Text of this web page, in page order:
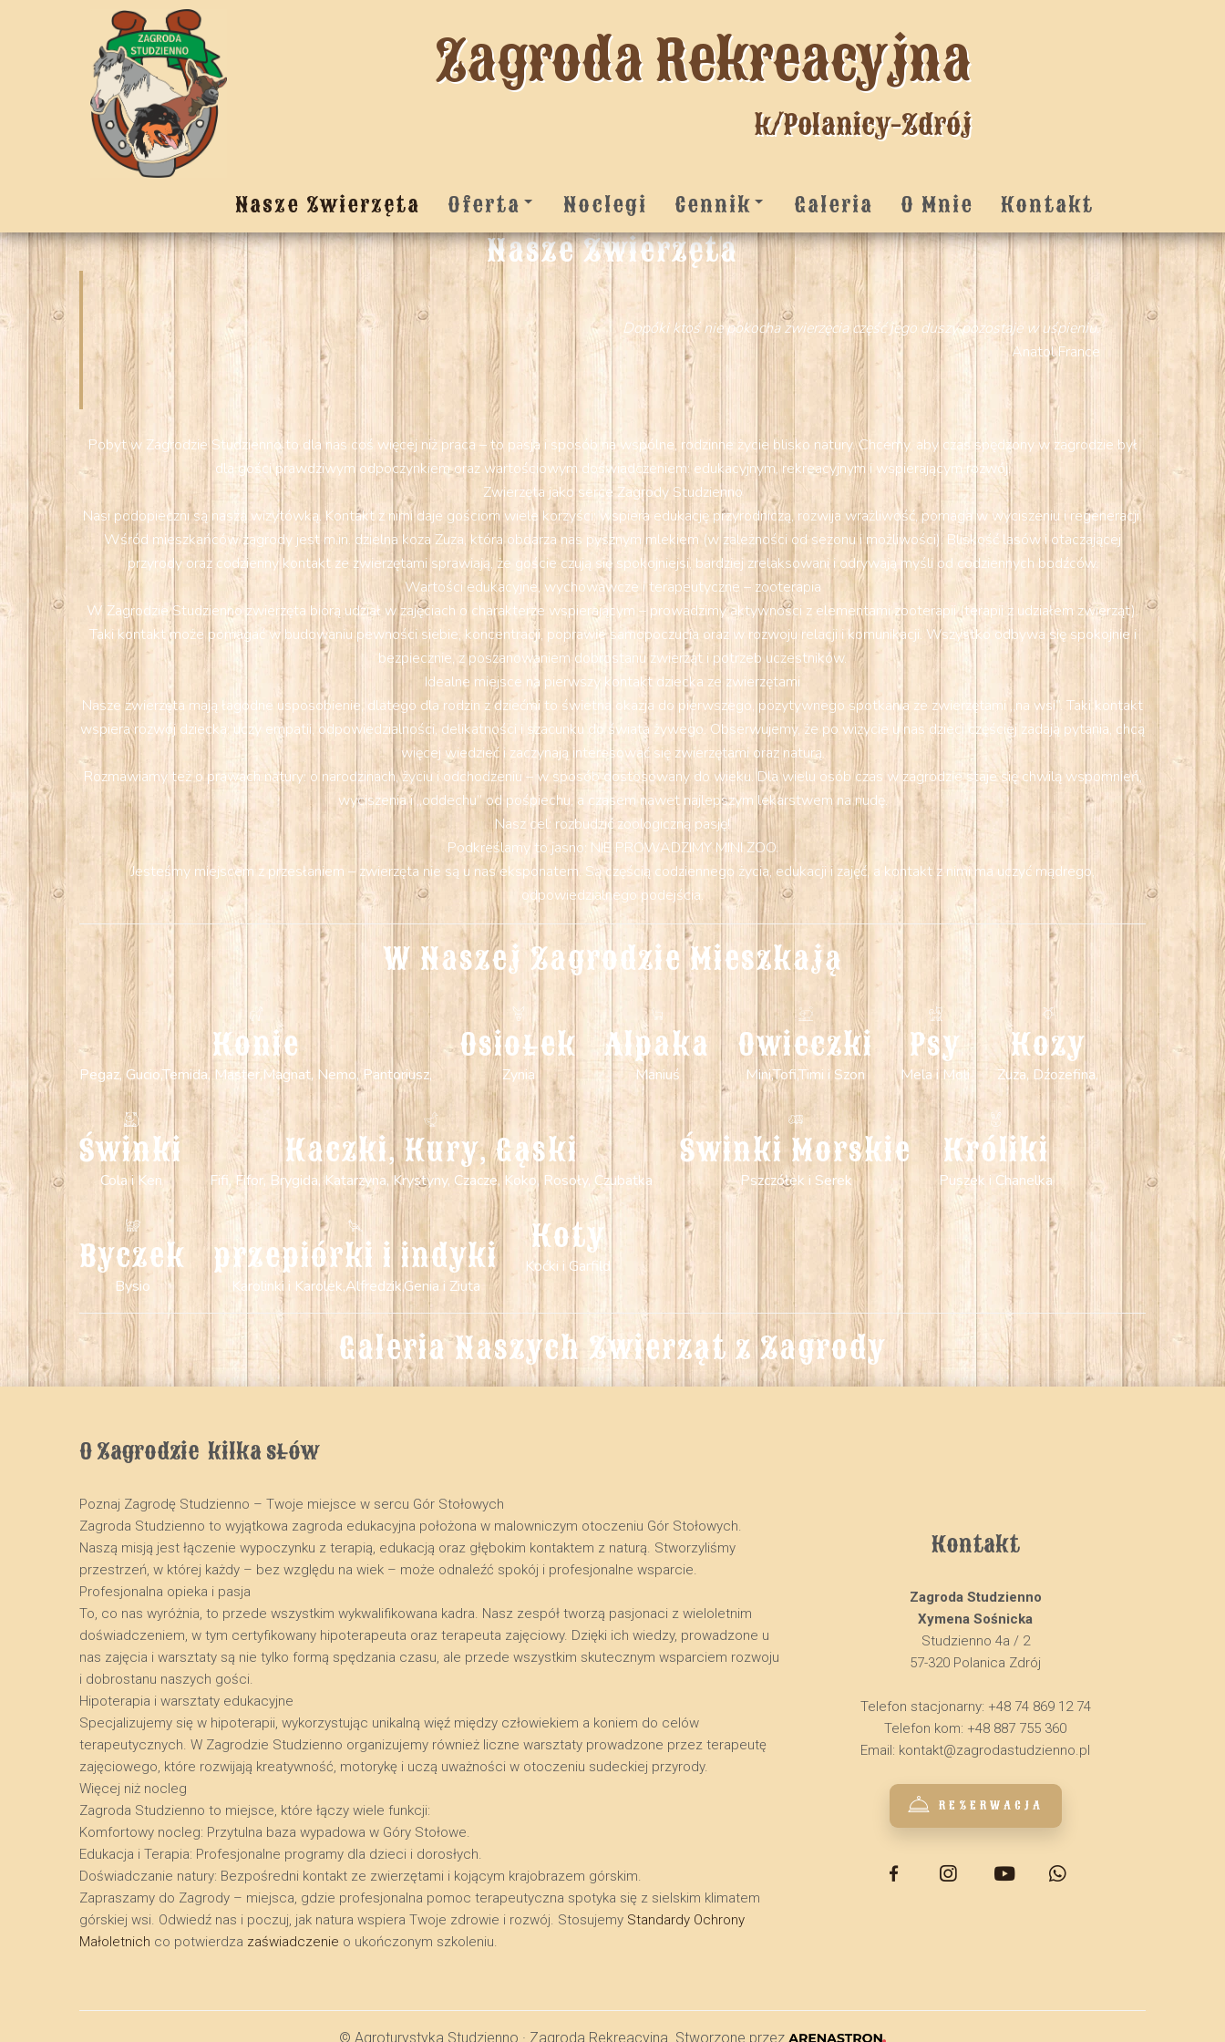
Zagroda Rekreacyjna
k/Polanicy-Zdrój
Nasze Zwierzęta Oferta Noclegi Cennik Galeria O Mnie Kontakt
Nasze Zwierzęta
Dopóki ktoś nie pokocha zwierzęcia część jego duszy pozostaje w uśpieniu.
Anatol France
Pobyt w Zagrodzie Studzienno to dla nas coś więcej niż praca – to pasja i sposób na wspólne, rodzinne życie blisko natury. Chcemy, aby czas spędzony w zagrodzie był
dla gości prawdziwym odpoczynkiem oraz wartościowym doświadczeniem: edukacyjnym, rekreacyjnym i wspierającym rozwój.
Zwierzęta jako serce Zagrody Studzienno
Nasi podopieczni są naszą wizytówką. Kontakt z nimi daje gościom wiele korzyści: wspiera edukację przyrodniczą, rozwija wrażliwość, pomaga w wyciszeniu i regeneracji.
Wśród mieszkańców zagrody jest m.in. dzielna koza Zuza, która obdarza nas pysznym mlekiem (w zależności od sezonu i możliwości). Bliskość lasów i otaczającej
przyrody oraz codzienny kontakt ze zwierzętami sprawiają, że goście czują się spokojniejsi, bardziej zrelaksowani i odrywają myśli od codziennych bodźców.
Wartości edukacyjne, wychowawcze i terapeutyczne – zooterapia
W Zagrodzie Studzienno zwierzęta biorą udział w zajęciach o charakterze wspierającym – prowadzimy aktywności z elementami zooterapii (terapii z udziałem zwierząt).
Taki kontakt może pomagać w budowaniu pewności siebie, koncentracji, poprawie samopoczucia oraz w rozwoju relacji i komunikacji. Wszystko odbywa się spokojnie i
bezpiecznie, z poszanowaniem dobrostanu zwierząt i potrzeb uczestników.
Idealne miejsce na pierwszy kontakt dziecka ze zwierzętami
Nasze zwierzęta mają łagodne usposobienie, dlatego dla rodzin z dziećmi to świetna okazja do pierwszego, pozytywnego spotkania ze zwierzętami „na wsi”. Taki kontakt
wspiera rozwój dziecka: uczy empatii, odpowiedzialności, delikatności i szacunku do świata żywego. Obserwujemy, że po wizycie u nas dzieci częściej zadają pytania, chcą
więcej wiedzieć i zaczynają interesować się zwierzętami oraz naturą.
Rozmawiamy też o prawach natury: o narodzinach, życiu i odchodzeniu – w sposób dostosowany do wieku. Dla wielu osób czas w zagrodzie staje się chwilą wspomnień,
wyciszenia i „oddechu” od pośpiechu, a czasem nawet najlepszym lekarstwem na nudę.
Nasz cel: rozbudzić zoologiczną pasję!
Podkreślamy to jasno: NIE PROWADZIMY MINI ZOO.
Jesteśmy miejscem z przesłaniem – zwierzęta nie są u nas eksponatem. Są częścią codziennego życia, edukacji i zajęć, a kontakt z nimi ma uczyć mądrego,
odpowiedzialnego podejścia.
W Naszej Zagrodzie Mieszkają
Konie
Pegaz, Gucio,Temida, Master,Magnat, Nemo, Pantoriusz,
Osiołek
Zynia
Alpaka
Maniuś
Owieczki
Mini,Tofi,Timi i Szon
Psy
Mela i Moli
Kozy
Zuza, Dźozefina,
Świnki
Cola i Ken
Kaczki, Kury, Gąski
Fifi, Fifor, Brygida, Katarzyna, Krystyny, Czacze, Koko, Rosoły, Czubatka
Świnki Morskie
Pszczółek i Serek
Króliki
Puszek i Chanelka
Byczek
Bysio
przepiórki i indyki
Karolinki i Karolek,Alfredzik,Genia i Ziuta
Koty
Koćki i Garfild
Galeria Naszych Zwierząt z Zagrody
O Zagrodzie  kilka słów
Poznaj Zagrodę Studzienno – Twoje miejsce w sercu Gór Stołowych
​Zagroda Studzienno to wyjątkowa zagroda edukacyjna położona w malowniczym otoczeniu Gór Stołowych.
Naszą misją jest łączenie wypoczynku z terapią, edukacją oraz głębokim kontaktem z naturą. Stworzyliśmy
przestrzeń, w której każdy – bez względu na wiek – może odnaleźć spokój i profesjonalne wsparcie.
​Profesjonalna opieka i pasja
​To, co nas wyróżnia, to przede wszystkim wykwalifikowana kadra. Nasz zespół tworzą pasjonaci z wieloletnim
doświadczeniem, w tym certyfikowany hipoterapeuta oraz terapeuta zajęciowy. Dzięki ich wiedzy, prowadzone u
nas zajęcia i warsztaty są nie tylko formą spędzania czasu, ale przede wszystkim skutecznym wsparciem rozwoju
i dobrostanu naszych gości.
​Hipoterapia i warsztaty edukacyjne
​Specjalizujemy się w hipoterapii, wykorzystując unikalną więź między człowiekiem a koniem do celów
terapeutycznych. W Zagrodzie Studzienno organizujemy również liczne warsztaty prowadzone przez terapeutę
zajęciowego, które rozwijają kreatywność, motorykę i uczą uważności w otoczeniu sudeckiej przyrody.
​Więcej niż nocleg
​Zagroda Studzienno to miejsce, które łączy wiele funkcji:
​Komfortowy nocleg: Przytulna baza wypadowa w Góry Stołowe.
​Edukacja i Terapia: Profesjonalne programy dla dzieci i dorosłych.
​Doświadczanie natury: Bezpośredni kontakt ze zwierzętami i kojącym krajobrazem górskim.
​Zapraszamy do Zagrody – miejsca, gdzie profesjonalna pomoc terapeutyczna spotyka się z sielskim klimatem
górskiej wsi. Odwiedź nas i poczuj, jak natura wspiera Twoje zdrowie i rozwój. Stosujemy Standardy Ochrony
Małoletnich co potwierdza zaświadczenie o ukończonym szkoleniu.
Kontakt
Zagroda Studzienno
Xymena Sośnicka
Studzienno 4a / 2
57-320 Polanica Zdrój
Telefon stacjonarny: +48 74 869 12 74
Telefon kom: +48 887 755 360
Email: kontakt@zagrodastudzienno.pl
REZERWACJA
© Agroturystyka Studzienno · Zagroda Rekreacyjna. Stworzone przez